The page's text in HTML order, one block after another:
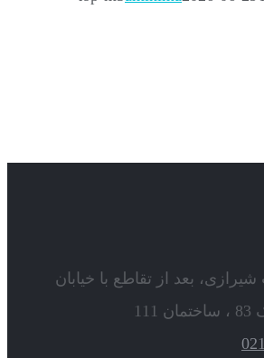
بعد از تقاطع با خیابان